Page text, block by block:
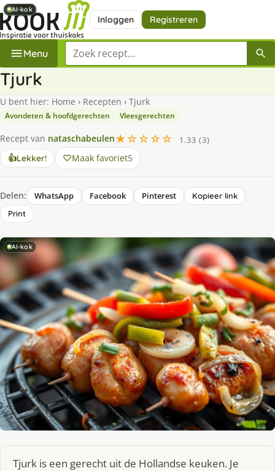
Inloggen Registreren
Menu Zoek een recept
Tjurk
U bent hier: Home › Recepten › Tjurk
Avondeten & hoofdgerechten Vleesgerechten
Recept van nataschabeulen★☆☆☆☆
1.33 (3)
👍Lekker! Maak favoriet5
Delen: WhatsApp Facebook Pinterest
Kopieer link
Print
AI-kok
Tjurk is een gerecht uit de Hollandse keuken. Je
AI-kok
AI-kok
AI-kok
AI-kok
AI-kok